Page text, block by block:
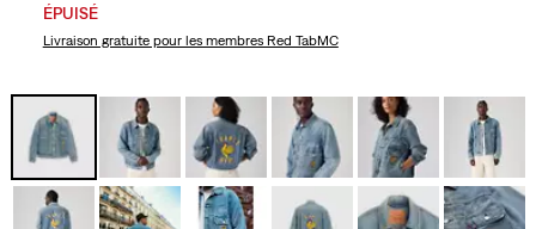
ÉPUISÉ
Livraison gratuitepour les membres Red TabMC